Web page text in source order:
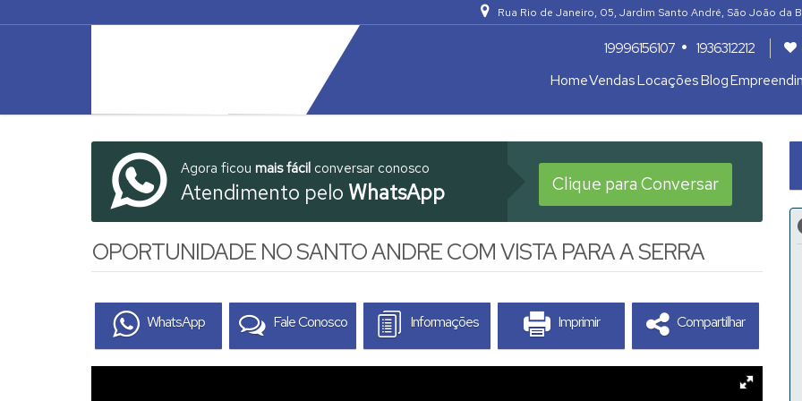
Rua Rio de Janeiro, 05, Jardim Santo André, São João da
19996156107 1936312212
Blog
Locações
Vendas
Home
Agora ficou mais fácil conversar conosco
Atendimento pelo WhatsApp Clique para Conversar
OPORTUNIDADE NO SANTO ANDRE COM VISTA PARA A SERRA
WhatsApp Fale Conosco Informações Imprimir Compartilhar